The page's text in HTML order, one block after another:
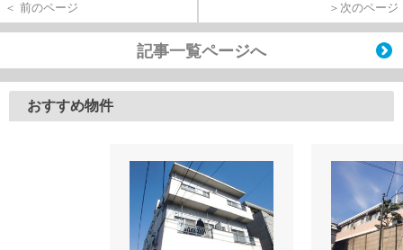
＜ 前のページ ＞次のページ
記事一覧ページへ
おすすめ物件